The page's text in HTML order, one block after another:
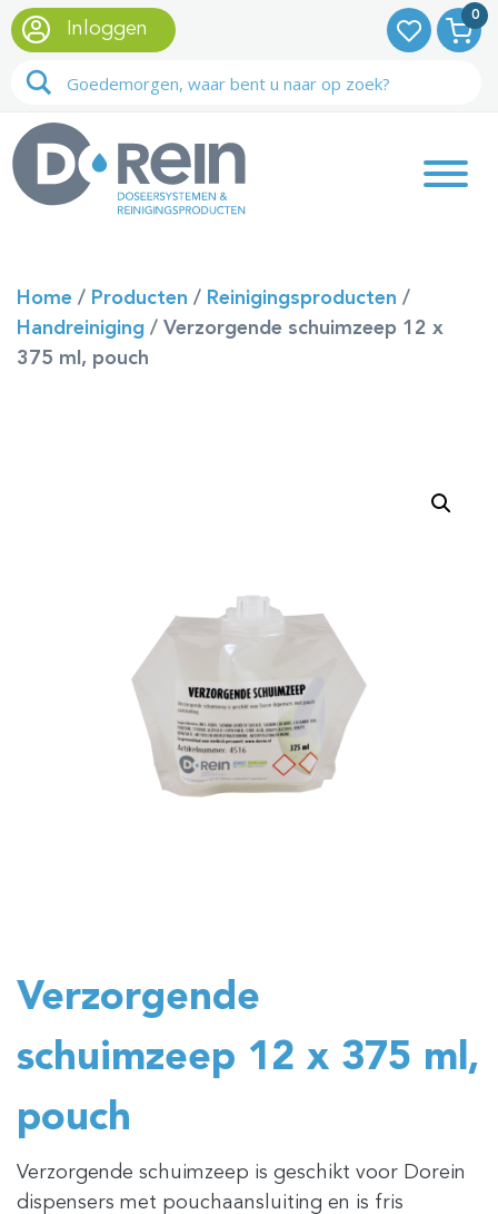
0
Inloggen
Home / Producten / Reinigingsproducten /
Handreiniging / Verzorgende schuimzeep 12 x
375 ml, pouch
Verzorgende
schuimzeep 12 x 375 ml,
pouch
Verzorgende schuimzeep is geschikt voor Dorein
dispensers met pouchaansluiting en is fris